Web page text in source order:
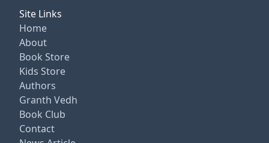
Site Links
Home
About
Book Store
Kids Store
Authors
Granth Vedh
Book Club
Contact